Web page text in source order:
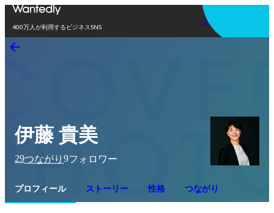
400万人が利用するビジネスSNS
アプリを使う
伊藤 貴美
29つながり 9フォロワー
プロフィール ストーリー 性格 つながり